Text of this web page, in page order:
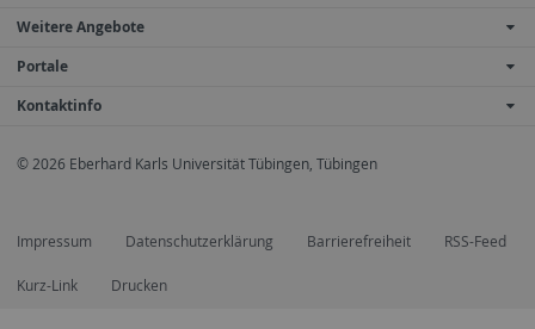
Weitere Angebote
Portale
Kontaktinfo
© 2026 Eberhard Karls Universität Tübingen, Tübingen
Impressum Datenschutzerklärung Barrierefreiheit RSS-Feed
Kurz-Link Drucken